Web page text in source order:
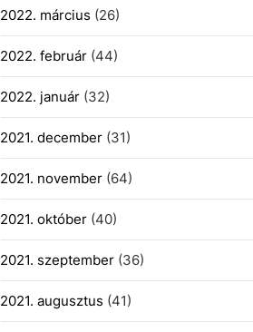
2022. március (26)
2022. február(44)
2022. január(32)
2021. december(31)
2021. november(64)
2021. október(40)
2021. szeptember(36)
2021. augusztus (41)